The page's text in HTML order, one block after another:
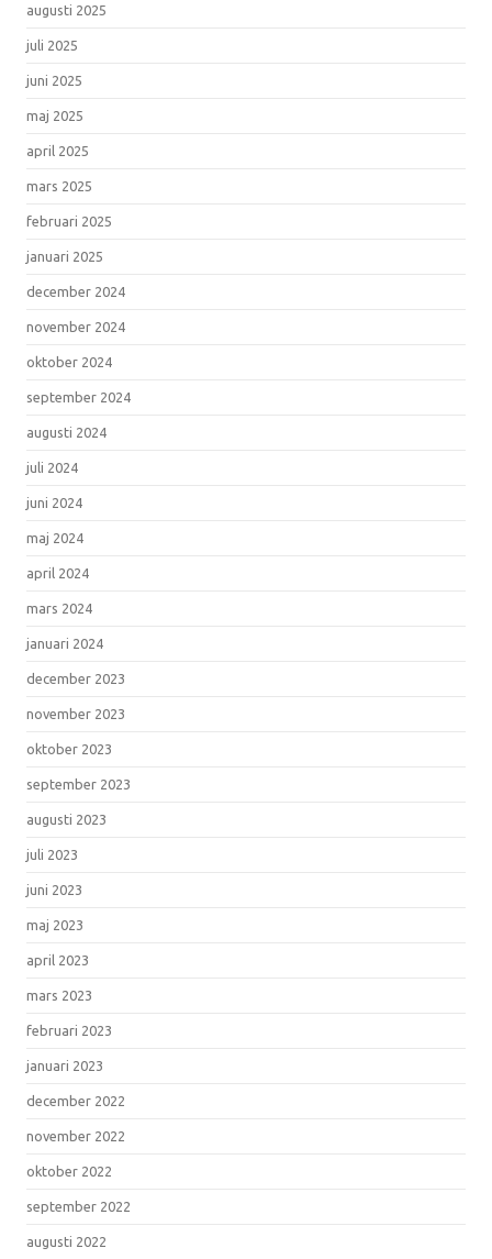
augusti 2025
juli 2025
juni 2025
maj 2025
april 2025
mars 2025
februari 2025
januari 2025
december 2024
november 2024
oktober 2024
september 2024
augusti 2024
juli 2024
juni 2024
maj 2024
april 2024
mars 2024
januari 2024
december 2023
november 2023
oktober 2023
september 2023
augusti 2023
juli 2023
juni 2023
maj 2023
april 2023
mars 2023
februari 2023
januari 2023
december 2022
november 2022
oktober 2022
september 2022
augusti 2022